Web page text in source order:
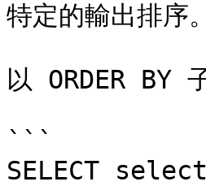
特定的輸出排序。
以 ORDER BY
```
SELECT